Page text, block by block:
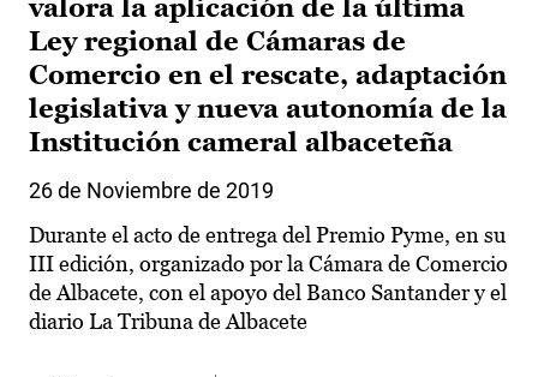
valora la aplicación de la última
Ley regional de Cámaras de
Comercio en el rescate, adaptación
legislativa y nueva autonomía de la
Institución cameral albaceteña
26 de Noviembre de 2019
Durante el acto de entrega del Premio Pyme, en su
III edición, organizado por la Cámara de Comercio
de Albacete, con el apoyo del Banco Santander y el
diario La Tribuna de Albacete